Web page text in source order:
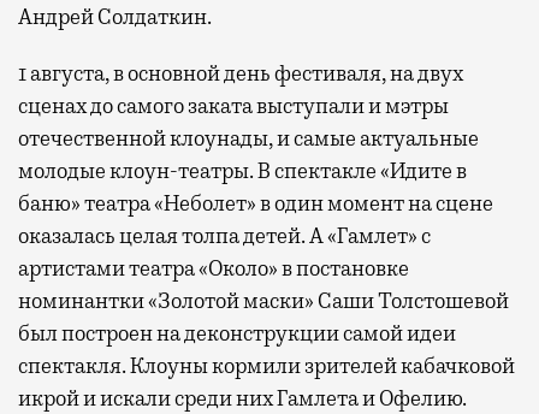
Андрей Солдаткин.
1 августа, в основной день фестиваля, на двух
сценах до самого заката выступали и мэтры
отечественной клоунады, и самые актуальные
молодые клоун-театры. В спектакле «Идите в
баню» театра «Неболет» в один момент на сцене
оказалась целая толпа детей. А «Гамлет» с
артистами театра «Около» в постановке
номинантки «Золотой маски» Саши Толстошевой
был построен на деконструкции самой идеи
спектакля. Клоуны кормили зрителей кабачковой
икрой и искали среди них Гамлета и Офелию.